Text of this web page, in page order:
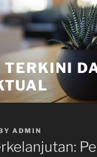
TERKINI
ADMIN